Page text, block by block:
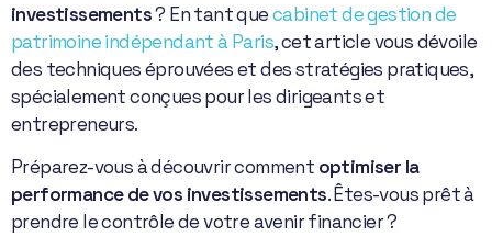
investissements? En tant quecabinet de gestion de
patrimoine indépendant à Paris, cet article vous dévoile
des techniques éprouvées et des stratégies pratiques,
spécialement conçues pour les dirigeants et
entrepreneurs.
Préparez-vous à découvrir comment optimiser la
performance de vos investissements. Êtes-vous prêt à
prendre le contrôle de votre avenir financier ?